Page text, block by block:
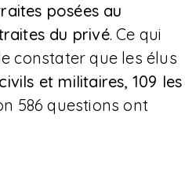
posées au
du privé. Ce qui
constater que les élus
et militaires, 109 les
586 questions ont